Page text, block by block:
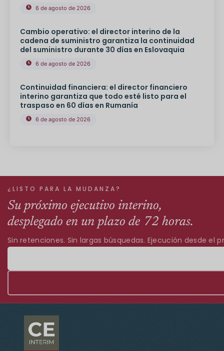
6 de agosto de 2026
Cambio operativo: el director interino de la
cadena de suministro garantiza la continuidad
del suministro durante 30 días en Eslovaquia
6 de agosto de 2026
Continuidad financiera: el director financiero
interino garantiza que todo esté listo para el
traspaso en 60 días en Rumanía
6 de agosto de 2026
¿LISTO PARA LA MUDANZA?
Su próximo ejecutivo interino,
desplegado en un plazo de 72 horas.
Sin retenciones. Sin largas búsquedas. Ejecución desde el